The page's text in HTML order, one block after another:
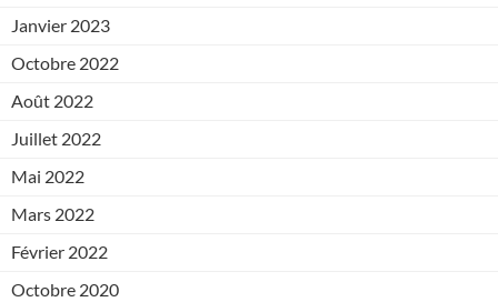
Janvier 2023
Octobre 2022
Août 2022
Juillet 2022
Mai 2022
Mars 2022
Février 2022
Octobre 2020